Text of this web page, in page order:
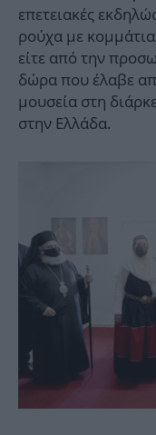
επετειακές
ρούχα με
είτε από την
δώρα που έλαβε
μουσεία στη
στην Ελλάδα.